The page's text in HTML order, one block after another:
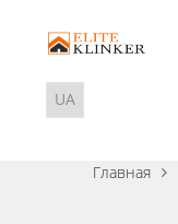
Главная